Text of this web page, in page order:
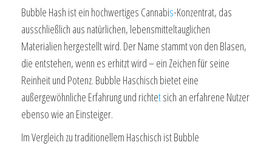
Bubble Hash ist ein hochwertiges Cannabis-Konzentrat, das
ausschließlich aus natürlichen, lebensmitteltauglichen
Materialien hergestellt wird. Der Name stammt von den Blasen,
die entstehen, wenn es erhitzt wird – ein Zeichen für seine
Reinheit und Potenz. Bubble Haschisch bietet eine
außergewöhnliche Erfahrung und richtetsich an erfahrene Nutzer
ebenso wie an Einsteiger.
Im Vergleich zu traditionellem Haschisch ist Bubble